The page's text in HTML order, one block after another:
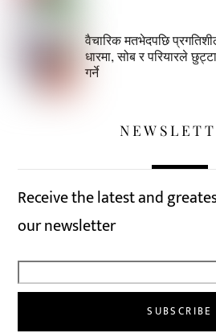
वैचारिक मतभेदपछि
धारमा, सोब र परियारले
गर्ने
Receive the latest and
our newsletter